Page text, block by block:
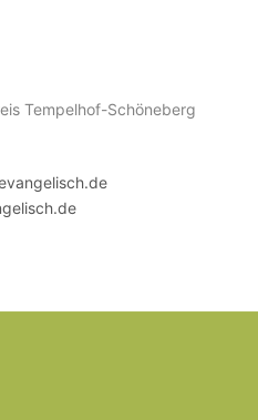
Tempelhof-Schöneberg